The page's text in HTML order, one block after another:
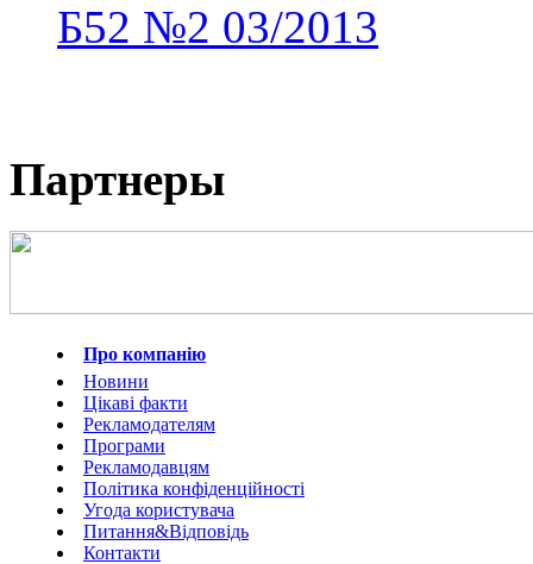
Б52 №2 03/2013
Партнеры
Про компанію
Новини
Цікаві факти
Рекламодателям
Програми
Рекламодавцям
Політика конфіденційності
Угода користувача
Питання&Відповідь
Контакти